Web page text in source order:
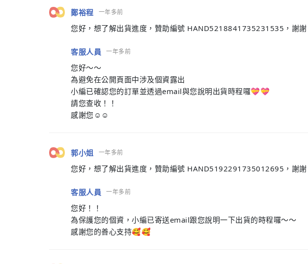
鄭裕程 一年多前
您好，想了解出貨進度，贊助編號 HAND5218841735231535，謝謝
客服人員 一年多前
您好～～
為避免在公開頁面中涉及個資露出
小編已確認您的訂單並透過email與您說明出貨時程囉💝💝
請您查收！！
感謝您☺️☺️
郭小姐 一年多前
您好，想了解出貨進度，贊助編號 HAND5192291735012695，謝謝
客服人員 一年多前
您好！！
為保護您的個資，小編已寄送email跟您說明一下出貨的時程囉～～
感謝您的善心支持🥰🥰